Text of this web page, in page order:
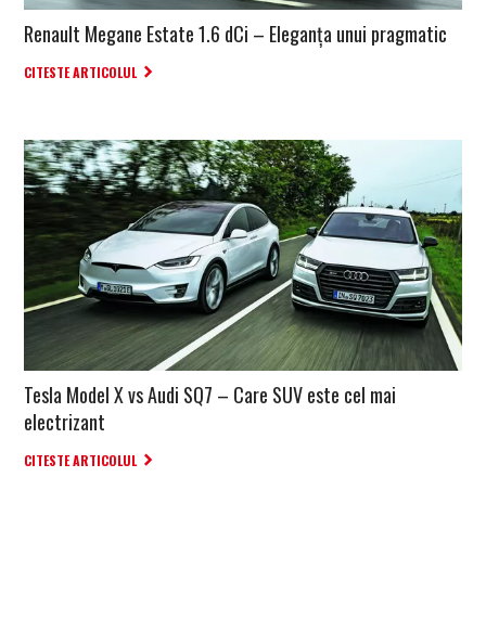
Renault Megane Estate 1.6 dCi – Eleganța unui pragmatic
CITESTE ARTICOLUL
Tesla Model X vs Audi SQ7 – Care SUV este cel mai
electrizant
CITESTE ARTICOLUL